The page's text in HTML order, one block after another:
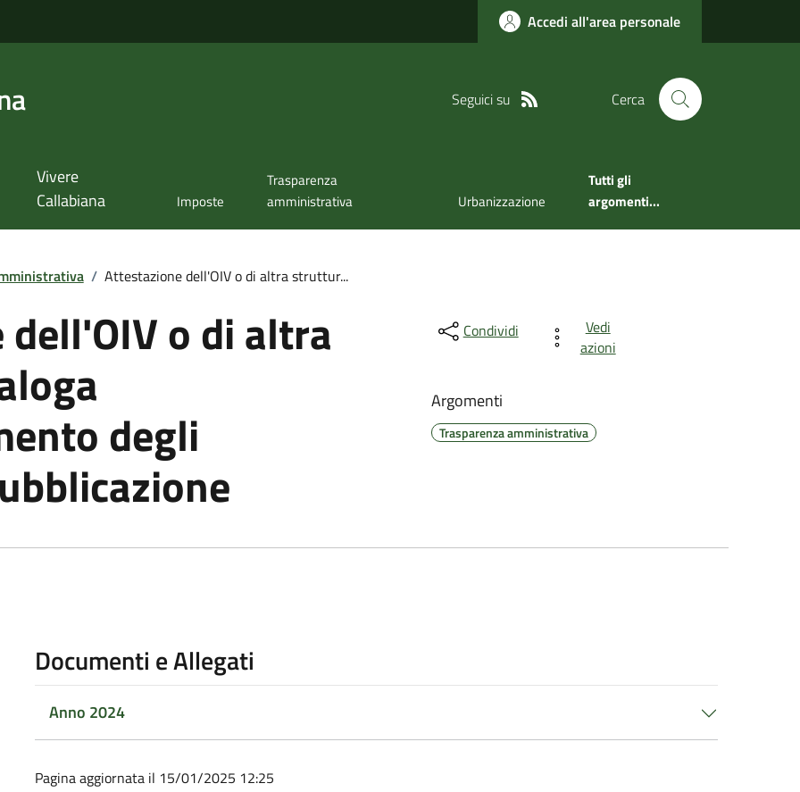
Accedi all'area personale
Seguici su Cerca
Vivere
Callabiana
Imposte
Trasparenza
amministrativa
Urbanizzazione
Tutti gli
argomenti...
/ Attestazione dell'OIV o di altra struttur...
o di altra
degli
Condividi
Vedi
azioni
Argomenti
Trasparenza amministrativa
Documenti e Allegati
Anno 2024
Pagina aggiornata il 15/01/2025 12:25